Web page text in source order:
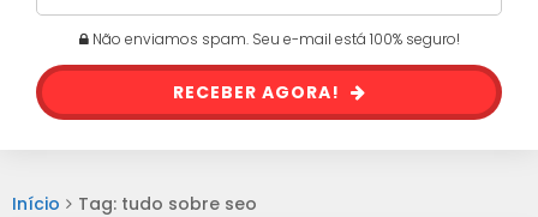
Não enviamos spam. Seu e-mail está 100% seguro!
RECEBER AGORA!
Início Tag: tudo sobre seo